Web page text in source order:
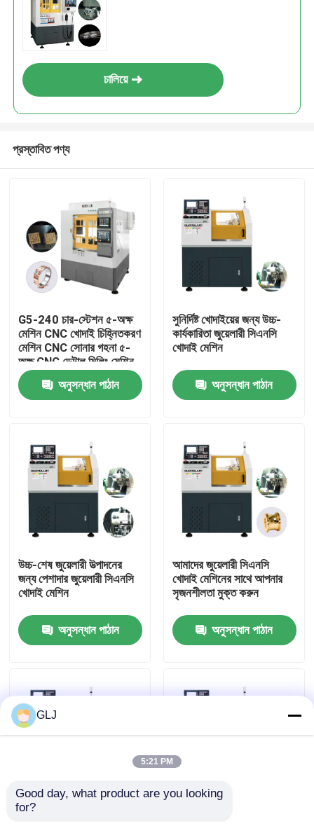
পণ্য
ভিআর শো
আমাদের সম্পর্কে
মান নিয়ন্ত্রণ
আমাদের সাথে যোগাযোগ করুন
খবর
চালিয়ে
প্রস্তাবিত পণ্য
G5-240 চার-স্টেশন ৫-অক্ষ
মেশিন CNC খোদাই চিহ্নিতকরণ
মেশিন CNC সোনার গহনা ৫-
অক্ষ CNC ডেন্টাল মিলিং মেশিন
বিক্রয়ের জন্য
অনুসন্ধান পাঠান
সুনির্দিষ্ট খোদাইয়ের জন্য উচ্চ-
কার্যকারিতা জুয়েলারী সিএনসি
খোদাই মেশিন
অনুসন্ধান পাঠান
উচ্চ-শেষ জুয়েলারী উত্পাদনের
জন্য পেশাদার জুয়েলারী সিএনসি
খোদাই মেশিন
অনুসন্ধান পাঠান
আমাদের জুয়েলারী সিএনসি
খোদাই মেশিনের সাথে আপনার
সৃজনশীলতা মুক্ত করুন
অনুসন্ধান পাঠান
জল শীতল সঙ্গে ধাতু জুয়েলারী
GLJ
5:21 PM
Good day, what product are you looking
for?